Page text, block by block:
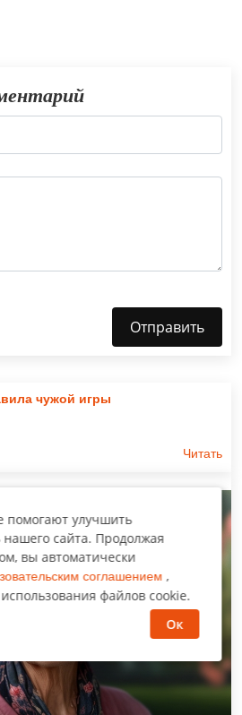
Отправить
чужой игры
Читать
улучшить
сайта. Продолжая
вы автоматически
соглашением ,
файлов cookie.
Ок